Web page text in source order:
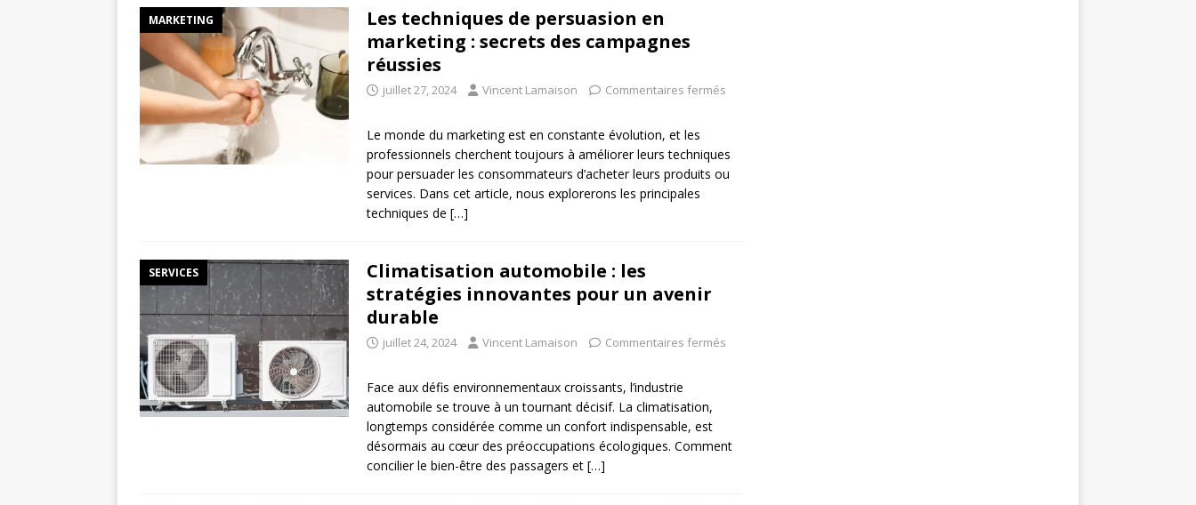
MARKETING
Les techniques de persuasion en
marketing : secrets des campagnes
réussies
juillet 27, 2024 Vincent Lamaison Commentaires fermés
Le monde du marketing est en constante évolution, et les
professionnels cherchent toujours à améliorer leurs techniques
pour persuader les consommateurs d’acheter leurs produits ou
services. Dans cet article, nous explorerons les principales
techniques de […]
SERVICES
Climatisation automobile : les
stratégies innovantes pour un avenir
durable
juillet 24, 2024 Vincent Lamaison Commentaires fermés
Face aux défis environnementaux croissants, l’industrie
automobile se trouve à un tournant décisif. La climatisation,
longtemps considérée comme un confort indispensable, est
désormais au cœur des préoccupations écologiques. Comment
concilier le bien-être des passagers et […]